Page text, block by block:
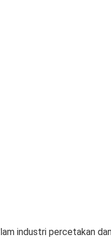
industri percetakan